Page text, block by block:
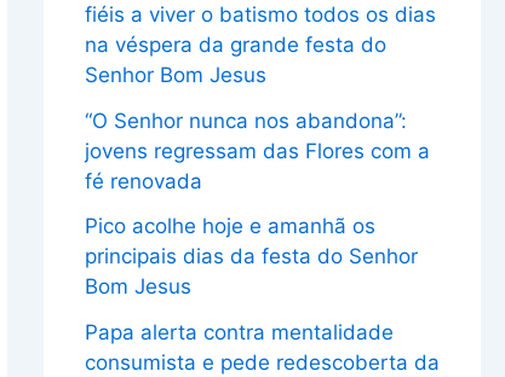
fiéis a viver o batismo todos os dias
na véspera da grande festa do
Senhor Bom Jesus
“O Senhor nunca nos abandona”:
jovens regressam das Flores com a
fé renovada
Pico acolhe hoje e amanhã os
principais dias da festa do Senhor
Bom Jesus
Papa alerta contra mentalidade
consumista e pede redescoberta da